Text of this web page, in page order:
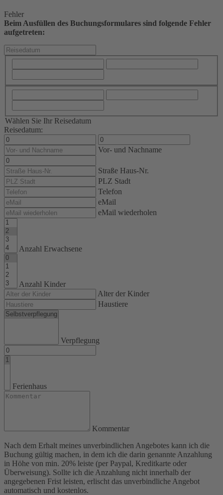
Fehler
Beim Ausfüllen des Buchungsformulares sind folgende Fehler
aufgetreten:
Wählen Sie Ihr Reisedatum
Reisedatum:
Vor- und Nachname
Straße Haus-Nr.
PLZ Stadt
Telefon
eMail
eMail wiederholen
Anzahl Erwachsene
Anzahl Kinder
Alter der Kinder
Haustiere
Verpflegung
Ferienhaus
Kommentar
Nach dem Erhalt meines unverbindlichen Angebotes kann ich die
Buchung gültig machen, in dem ich die darin genannte Anzahlung
in Höhe von min. 20% leiste (per Paypal, Kreditkarte oder
Überweisung). Sollte ich die Anzahlung nicht innerhalb der
angegebenen Frist leisten, erlischt das unverbindliche Angebot
automatisch und kostenlos.